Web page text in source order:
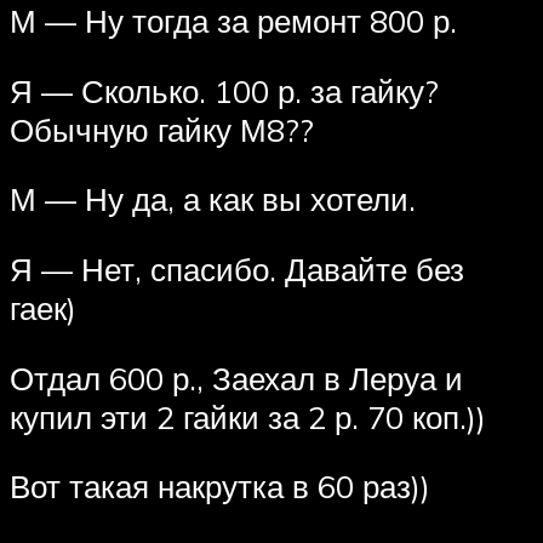
М — Ну тогда за ремонт 800 р.
Я — Сколько. 100 р. за гайку?
Обычную гайку М8??
М — Ну да, а как вы хотели.
Я — Нет, спасибо. Давайте без
гаек)
Отдал 600 р., Заехал в Леруа и
купил эти 2 гайки за 2 р. 70 коп.))
Вот такая накрутка в 60 раз))